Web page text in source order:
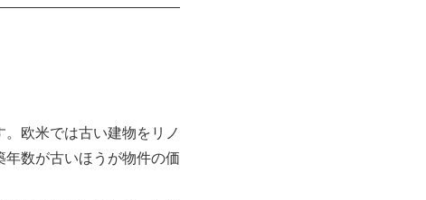
。欧米では古い建物をリノ
数が古いほうが物件の価